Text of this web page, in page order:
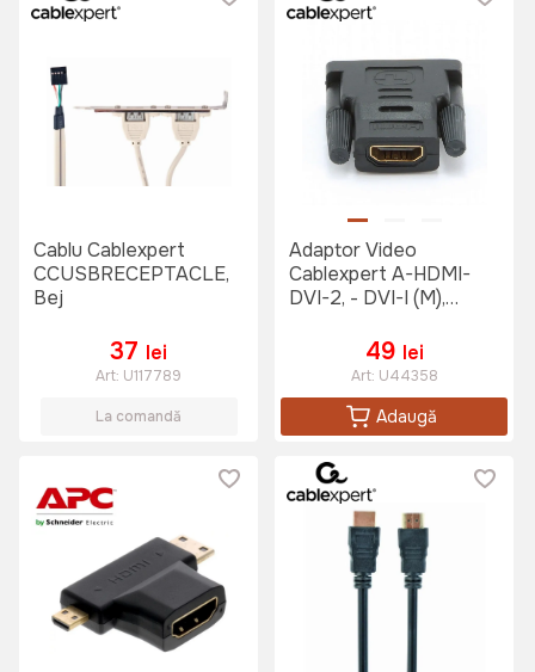
Cablu Cablexpert
CCUSBRECEPTACLE,
Bej
37 lei
Art: U117789
La comandă
Adaptor Video
Cablexpert A-HDMI-
DVI-2, - DVI-I (M),
49 lei
Art: U44358
Adaugă